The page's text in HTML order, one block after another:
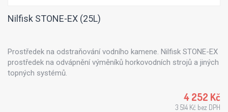
Nilfisk STONE-EX (25L)
Prostředek na odstraňování vodního kamene. Nilfisk STONE-EX
prostředek na odvápnění výměníků horkovodních strojů a jiných
topných systémů.
4 252 Kč
3 514 Kč bez DPH